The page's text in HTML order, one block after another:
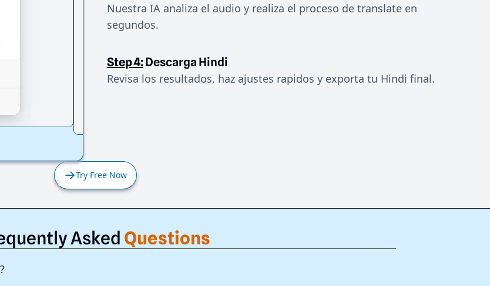
Nuestra IA analiza el audio y realiza el proceso de translate en
segundos.
Step 4:Descarga Hindi
Revisa los resultados, haz ajustes rapidos y exporta tu Hindi final.
Try Free Now
Asked Questions